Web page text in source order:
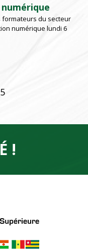
du secteur
numérique lundi 6
5
!